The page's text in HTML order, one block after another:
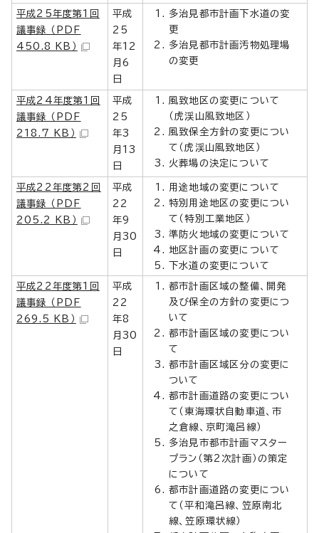
平成25年度第1回
議事録 （PDF
450.8 KB）
平成
25
年12
月6
日
多治見都市計画下水道の変
更
多治見都市計画汚物処理場
の変更
平成24年度第1回
議事録 （PDF
218.7 KB）
平成
25
年3
月13
日
風致地区の変更について
（虎渓山風致地区）
風致保全方針の変更につい
て（虎渓山風致地区）
火葬場の決定について
平成22年度第2回
議事録 （PDF
205.2 KB）
平成
22
年9
月30
日
用途地域の変更について
特別用途地区の変更につい
て（特別工業地区）
準防火地域の変更について
地区計画の変更について
下水道の変更について
平成22年度第1回
議事録 （PDF
269.5 KB）
平成
22
年8
月30
日
都市計画区域の整備、開発
及び保全の方針の変更につ
いて
都市計画区域の変更につい
て
都市計画区域区分の変更に
ついて
都市計画道路の変更につい
て（東海環状自動車道、市
之倉線、京町滝呂線）
多治見市都市計画マスター
プラン（第2次計画）の策定
について
都市計画道路の変更につい
て（平和滝呂線、笠原南北
線、笠原環状線）